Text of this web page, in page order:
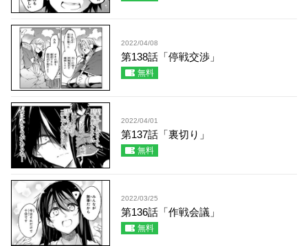
2022/04/08
第138話「停戦交渉」
無料
2022/04/01
第137話「裏切り」
無料
2022/03/25
第136話「作戦会議」
無料